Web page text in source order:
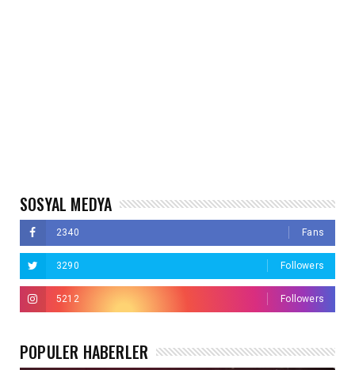
SOSYAL MEDYA
2340 Fans
3290 Followers
5212 Followers
POPÜLER HABERLER